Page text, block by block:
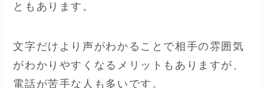
ともあります。
文字だけより声がわかることで相手の雰囲気
がわかりやすくなるメリットもありますが、
電話が苦手な人も多いです。